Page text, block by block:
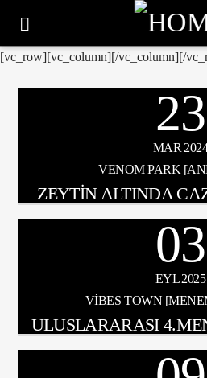
ŞU AN ÇALAN
TITLE
ARTIST
[vc_row][vc_column][/vc_column][/
23
MAR 2024
VENOM PARK
ZEYTİN ALTINDA
03
EYL 2025
VIBES TOWN
ULUSLARARASI